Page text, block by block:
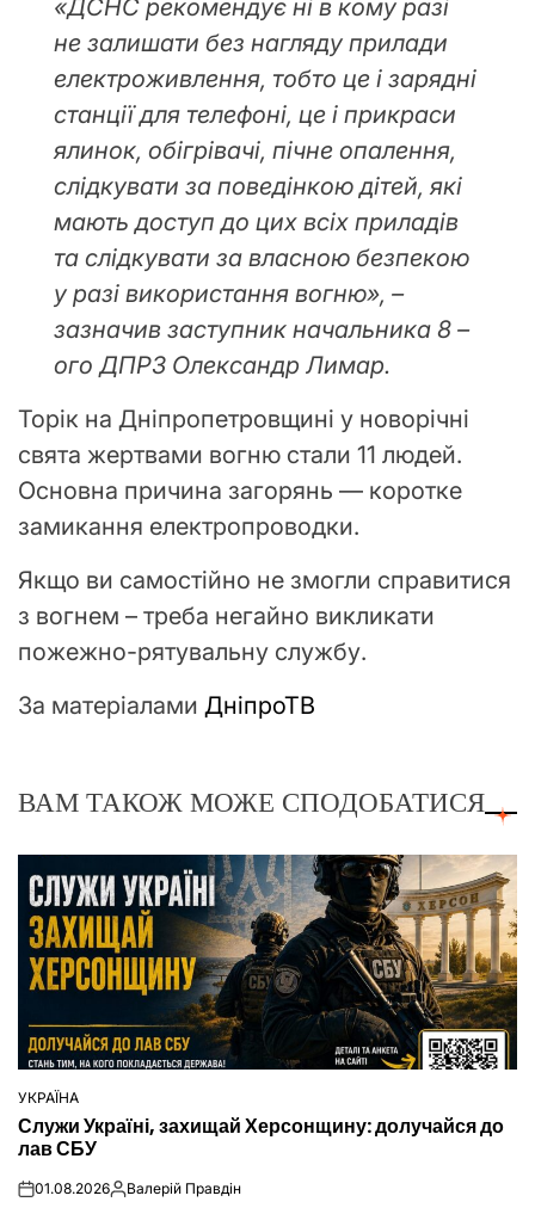
«ДСНС рекомендує ні в кому разі
не залишати без нагляду прилади
електроживлення, тобто це і зарядні
станції для телефоні, це і прикраси
ялинок, обігрівачі, пічне опалення,
слідкувати за поведінкою дітей, які
мають доступ до цих всіх приладів
та слідкувати за власною безпекою
у разі використання вогню», –
зазначив заступник начальника 8 –
ого ДПРЗ Олександр Лимар.
Торік на Дніпропетровщині у новорічні
свята жертвами вогню стали 11 людей.
Основна причина загорянь — коротке
замикання електропроводки.
Якщо ви самостійно не змогли справитися
з вогнем – треба негайно викликати
пожежно-рятувальну службу.
За матеріалами ДніпроТВ
ВАМ ТАКОЖ МОЖЕ СПОДОБАТИСЯ
ОПУБЛІКУВАТИ
У
УКРАЇНА
Служи Україні, захищай Херсонщину: долучайся до
лав СБУ
on01.08.2026Опубліковано
Валерій Правдін